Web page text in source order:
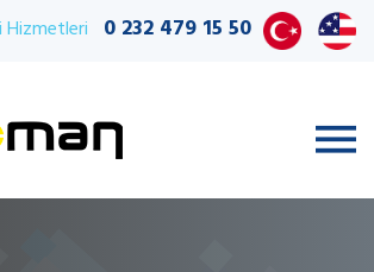
0 232 479 15 50